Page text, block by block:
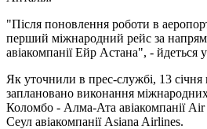
"Після поновлення роботи в
перший міжнародний рейс за
авіакомпанії Ейр Астана", - йдеться
Як уточнили в прес-службі, 13
заплановано виконання
Коломбо - Алма-Ата авіакомпанії
Сеул авіакомпанії Asiana Airlines.